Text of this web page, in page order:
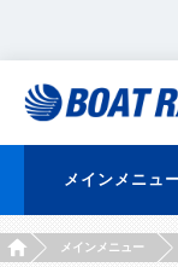
メインメニュ
HOMEメインメニュー